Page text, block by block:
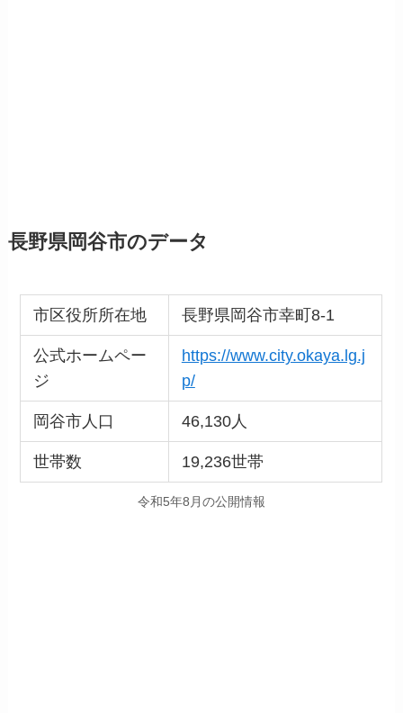
長野県岡谷市のデータ
市区役所所在地 長野県岡谷市幸町8-1
公式ホームペー
ジ
https://www.city.okaya.lg.j
p/
岡谷市人口 46,130人
世帯数 19,236世帯
令和5年8月の公開情報